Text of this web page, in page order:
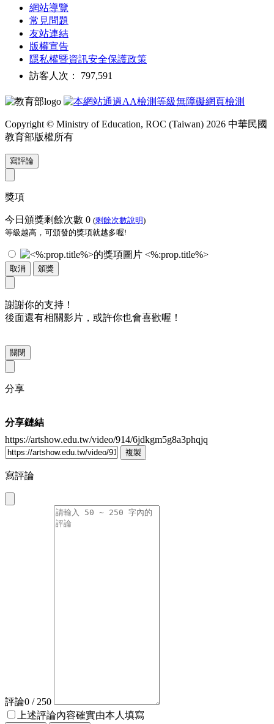
網站導覽
常見問題
友站連結
版權宣告
隱私權暨資訊安全保護政策
訪客人次： 797,591
Copyright © Ministry of Education, ROC (Taiwan) 2026 中華民國
教育部版權所有
寫評論
獎項
今日頒獎剩餘次數 0 (剩餘次數說明)
等級越高，可頒發的獎項就越多喔!
<%:prop.title%>
取消 頒獎
謝謝你的支持！
後面還有相關影片，或許你也會喜歡喔！
關閉
分享
分享鏈結
https://artshow.edu.tw/video/914/6jdkgm5g8a3phqjq
複製
寫評論
評論0 / 250
上述評論內容確實由本人填寫